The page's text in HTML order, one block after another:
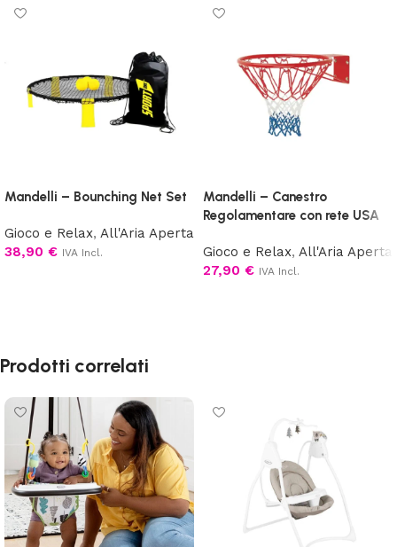
Mandelli – Bounching Net Set
Gioco e Relax, All'Aria Aperta
38,90 € IVA Incl.
Mandelli – Canestro
Regolamentare con rete USA
Gioco e Relax, All'Aria Aperta
27,90 € IVA Incl.
Prodotti correlati